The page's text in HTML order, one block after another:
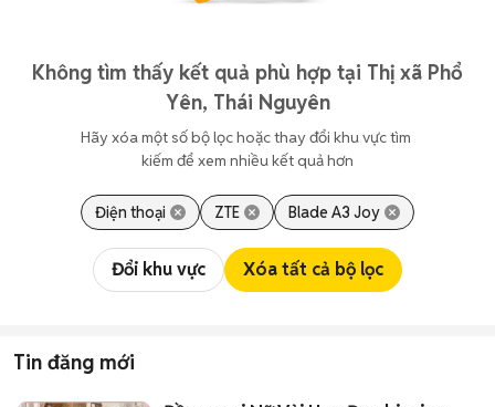
Không tìm thấy kết quả phù hợp tại Thị xã Phổ
Yên, Thái Nguyên
Hãy xóa một số bộ lọc hoặc thay đổi khu vực tìm
kiếm để xem nhiều kết quả hơn
Điện thoại ZTE Blade A3 Joy
Đổi khu vực Xóa tất cả bộ lọc
Tin đăng mới